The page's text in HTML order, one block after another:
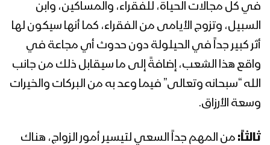
في كل مجالات الحياة، للفقراء، والمساكين، وابن
السبيل، وتزوج الأيامى من الفقراء، كما أنها سيكون لها
أثر كبير جداً في الحيلولة دون حدوث أي مجاعة في
واقع هذا الشعب، إضافةً إلى ما سيقابل ذلك من جانب
الله “سبحانه وتعالى” فيما وعد به من البركات والخيرات
وسعة الأرزاق.
ثالثاً: من المهم جداً السعي لتيسير أمور الزواج، هناك